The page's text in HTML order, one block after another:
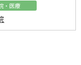
・医療